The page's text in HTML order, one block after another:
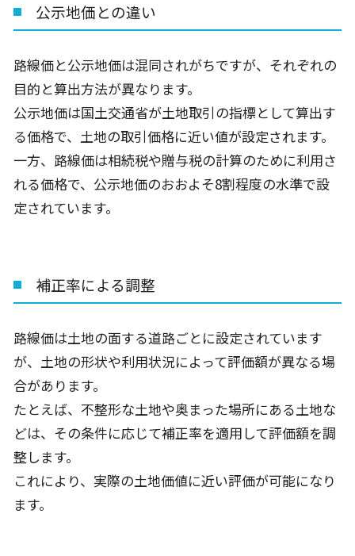
公示地価との違い
路線価と公示地価は混同されがちですが、それぞれの
目的と算出方法が異なります。
公示地価は国土交通省が土地取引の指標として算出す
る価格で、土地の取引価格に近い値が設定されます。
一方、路線価は相続税や贈与税の計算のために利用さ
れる価格で、公示地価のおおよそ8割程度の水準で設
定されています。
補正率による調整
路線価は土地の面する道路ごとに設定されています
が、土地の形状や利用状況によって評価額が異なる場
合があります。
たとえば、不整形な土地や奥まった場所にある土地な
どは、その条件に応じて補正率を適用して評価額を調
整します。
これにより、実際の土地価値に近い評価が可能になり
ます。